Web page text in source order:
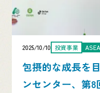
2025/10/10 投資事業
包摂的な成長を
ンセンター、第